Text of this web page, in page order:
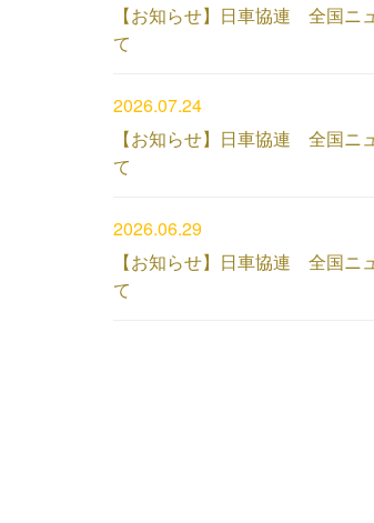
【お知らせ】日車協連 全国ニ
て
2026.07.24
【お知らせ】日車協連 全国ニ
て
2026.06.29
【お知らせ】日車協連 全国ニ
て